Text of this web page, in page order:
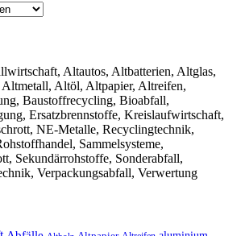
Altautos, Altbatterien, Altglas,
Altöl, Altpapier, Altreifen,
Baustoffrecycling, Bioabfall,
Ersatzbrennstoffe, Kreislaufwirtschaft,
NE-Metalle, Recyclingtechnik,
Sammelsysteme,
Sekundärrohstoffe, Sonderabfall,
Verpackungsabfall, Verwertung